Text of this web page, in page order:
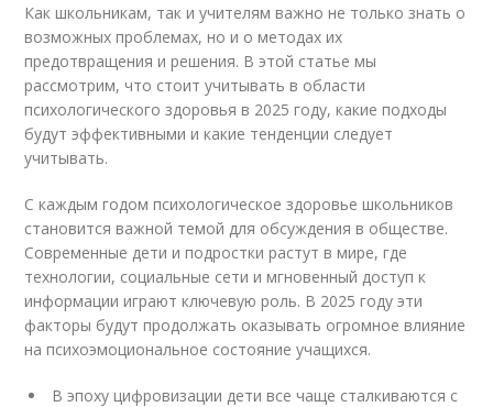
Как школьникам, так и учителям важно не только знать о
возможных проблемах, но и о методах их
предотвращения и решения. В этой статье мы
рассмотрим, что стоит учитывать в области
психологического здоровья в 2025 году, какие подходы
будут эффективными и какие тенденции следует
учитывать.
С каждым годом психологическое здоровье школьников
становится важной темой для обсуждения в обществе.
Современные дети и подростки растут в мире, где
технологии, социальные сети и мгновенный доступ к
информации играют ключевую роль. В 2025 году эти
факторы будут продолжать оказывать огромное влияние
на психоэмоциональное состояние учащихся.
В эпоху цифровизации дети все чаще сталкиваются с